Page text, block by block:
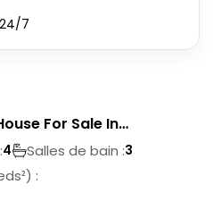
7
For Sale In
4 Salles de bain :3
: